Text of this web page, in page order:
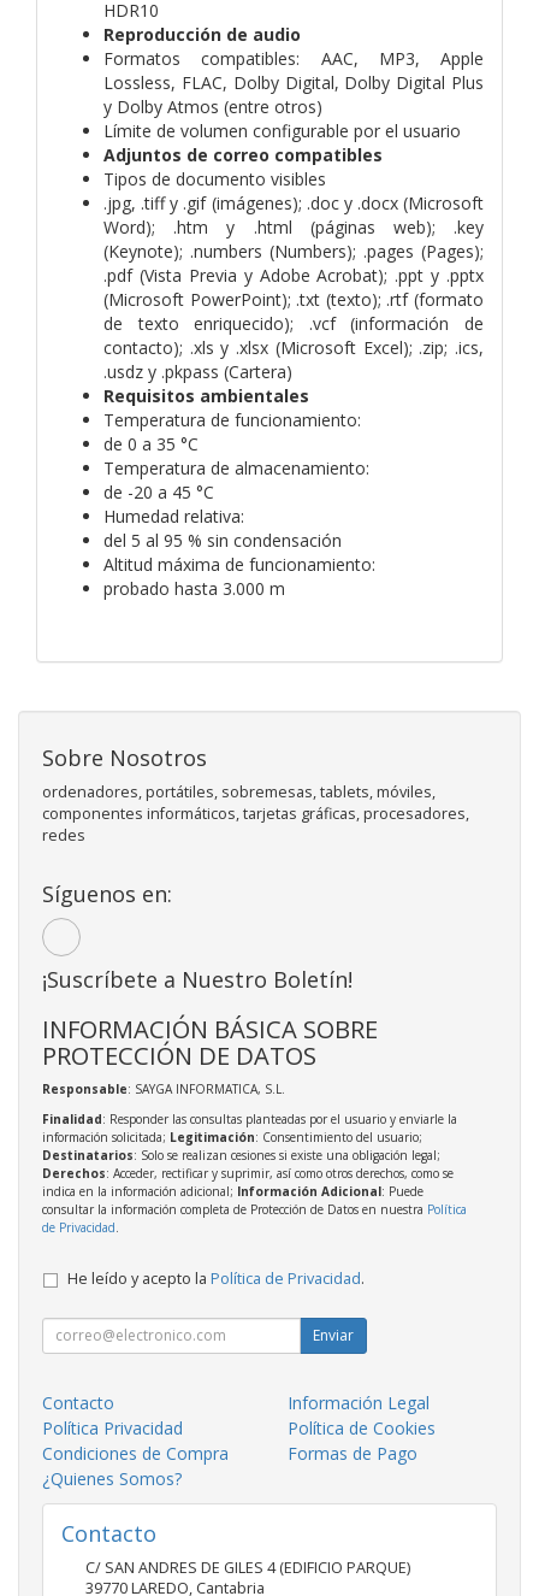
HDR10
Reproducción de audio
Formatos compatibles: AAC, MP3, Apple
Lossless, FLAC, Dolby Digital, Dolby Digital Plus
y Dolby Atmos (entre otros)
Límite de volumen configurable por el usuario
Adjuntos de correo compatibles
Tipos de documento visibles
.jpg, .tiff y .gif (imágenes); .doc y .docx (Microsoft
Word); .htm y .html (páginas web); .key
(Keynote); .numbers (Numbers); .pages (Pages);
.pdf (Vista Previa y Adobe Acrobat); .ppt y .pptx
(Microsoft PowerPoint); .txt (texto); .rtf (formato
de texto enriquecido); .vcf (información de
contacto); .xls y .xlsx (Microsoft Excel); .zip; .ics,
.usdz y .pkpass (Cartera)
Requisitos ambientales
Temperatura de funcionamiento:
de 0 a 35 °C
Temperatura de almacena­miento:
de -20 a 45 °C
Humedad relativa:
del 5 al 95 % sin condensación
Altitud máxima de funcionamiento:
probado hasta 3.000 m
Sobre Nosotros
ordenadores, portátiles, sobremesas, tablets, móviles,
componentes informáticos, tarjetas gráficas, procesadores,
redes
Síguenos en:
¡Suscríbete a Nuestro Boletín!
INFORMACIÓN BÁSICA SOBRE
PROTECCIÓN DE DATOS
Responsable: SAYGA INFORMATICA, S.L.
Finalidad: Responder las consultas planteadas por el usuario y enviarle la
información solicitada; Legitimación: Consentimiento del usuario;
Destinatarios: Solo se realizan cesiones si existe una obligación legal;
Derechos: Acceder, rectificar y suprimir, así como otros derechos, como se
indica en la información adicional; Información Adicional: Puede
consultar la información completa de Protección de Datos en nuestra Política
de Privacidad
He leído y acepto la Política de Privacidad.
Enviar
Contacto
Información Legal
Política Privacidad
Política de Cookies
Condiciones de Compra
Formas de Pago
¿Quienes Somos?
Contacto
C/ SAN ANDRES DE GILES 4 (EDIFICIO PARQUE)
39770LAREDO, Cantabria